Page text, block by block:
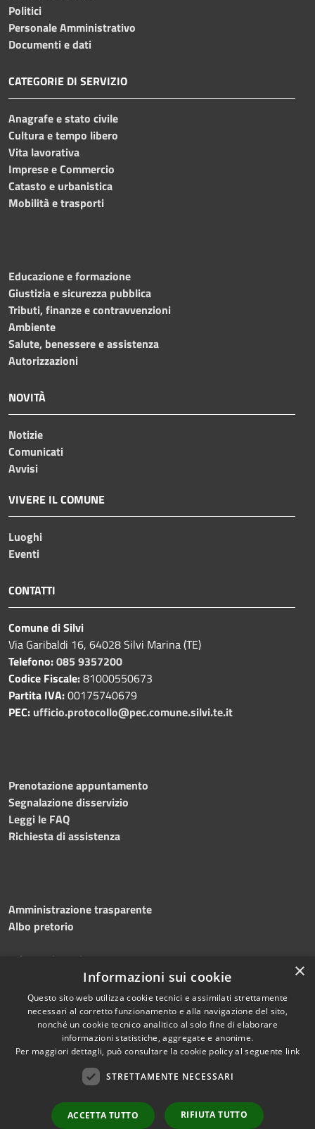
Politici
Personale Amministrativo
Documenti e dati
CATEGORIE DI SERVIZIO
Anagrafe e stato civile
Cultura e tempo libero
Vita lavorativa
Imprese e Commercio
Catasto e urbanistica
Mobilità e trasporti
Educazione e formazione
Giustizia e sicurezza pubblica
Tributi, finanze e contravvenzioni
Ambiente
Salute, benessere e assistenza
Autorizzazioni
NOVITÀ
Notizie
Comunicati
Avvisi
VIVERE IL COMUNE
Luoghi
Eventi
CONTATTI
Comune di Silvi
Via Garibaldi 16, 64028 Silvi Marina (TE)
Telefono:085 9357200
Codice Fiscale:81000550673
Partita IVA:00175740679
PEC: ufficio.protocollo@pec.comune.silvi.te.it
Prenotazione appuntamento
Segnalazione disservizio
Leggi le FAQ
Richiesta di assistenza
Amministrazione trasparente
Albo pretorio
Informativa privacy
Dichiarazione di accessibilità
Copyright © 2026 • Comune di
Silvi • Powered by
redazione
×
Informazioni sui cookie
Questo sito web utilizza cookie tecnici e assimilati strettamente
necessari al corretto funzionamento e alla navigazione del sito,
nonché un cookie tecnico analitico al solo fine di elaborare
informazioni statistiche, aggregate e anonime.
Per maggiori dettagli, può consultare la cookie policy al seguente link
STRETTAMENTE NECESSARI
ACCETTA TUTTO RIFIUTA TUTTO